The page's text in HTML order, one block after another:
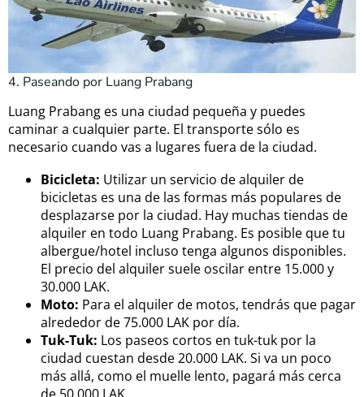
4. Paseando por Luang Prabang
Luang Prabang es una ciudad pequeña y puedes
caminar a cualquier parte. El transporte sólo es
necesario cuando vas a lugares fuera de la ciudad.
Bicicleta: Utilizar un servicio de alquiler de
bicicletas es una de las formas más populares de
desplazarse por la ciudad. Hay muchas tiendas de
alquiler en todo Luang Prabang. Es posible que tu
albergue/hotel incluso tenga algunos disponibles.
El precio del alquiler suele oscilar entre 15.000 y
30.000 LAK.
Moto: Para el alquiler de motos, tendrás que pagar
alrededor de 75.000 LAK por día.
Tuk-Tuk: Los paseos cortos en tuk-tuk por la
ciudad cuestan desde 20.000 LAK. Si va un poco
más allá, como el muelle lento, pagará más cerca